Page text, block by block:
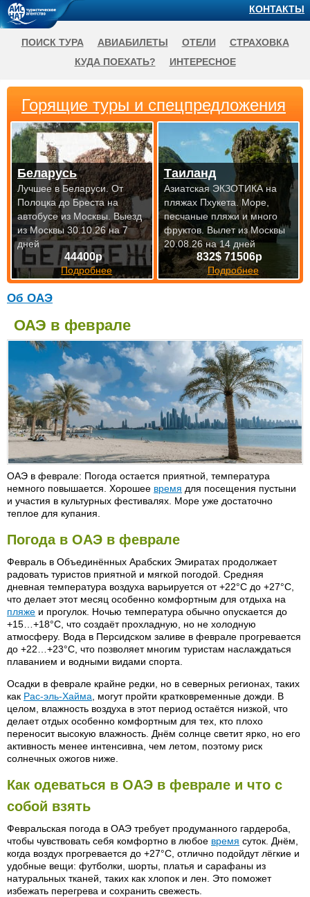
Об ОАЭ
ОАЭ в феврале
ОАЭ в феврале: Погода остается приятной, температура
немного повышается. Хорошее время для посещения пустыни
и участия в культурных фестивалях. Море уже достаточно
теплое для купания.
Погода в ОАЭ в феврале
Февраль в Объединённых Арабских Эмиратах продолжает
радовать туристов приятной и мягкой погодой. Средняя
дневная температура воздуха варьируется от +22°C до +27°C,
что делает этот месяц особенно комфортным для отдыха на
пляже и прогулок. Ночью температура обычно опускается до
+15…+18°C, что создаёт прохладную, но не холодную
атмосферу. Вода в Персидском заливе в феврале прогревается
до +22…+23°C, что позволяет многим туристам наслаждаться
плаванием и водными видами спорта.
Осадки в феврале крайне редки, но в северных регионах, таких
как Рас-эль-Хайма , могут пройти кратковременные дожди. В
целом, влажность воздуха в этот период остаётся низкой, что
делает отдых особенно комфортным для тех, кто плохо
переносит высокую влажность. Днём солнце светит ярко, но его
активность менее интенсивна, чем летом, поэтому риск
солнечных ожогов ниже.
Как одеваться в ОАЭ в феврале и что с
собой взять
Февральская погода в ОАЭ требует продуманного гардероба,
чтобы чувствовать себя комфортно в любое время суток. Днём,
когда воздух прогревается до +27°C, отлично подойдут лёгкие и
удобные вещи: футболки, шорты, платья и сарафаны из
натуральных тканей, таких как хлопок и лен. Это поможет
избежать перегрева и сохранить свежесть.
Горящие туры и спецпредложения
44400р
Подробнее
Беларусь
Лучшее в Беларуси. От
Полоцка до Бреста на
автобусе из Москвы. Выезд
из Москвы 30.10.26 на 7
дней
832$ 71506р
Подробнее
Таиланд
Азиатская ЭКЗОТИКА на
пляжах Пхукета. Море,
песчаные пляжи и много
фруктов. Вылет из Москвы
20.08.26 на 14 дней
КОНТАКТЫ
ПОИСК ТУРА АВИАБИЛЕТЫ ОТЕЛИ
СТРАХОВКА
КУДА ПОЕХАТЬ?
ИНТЕРЕСНОЕ